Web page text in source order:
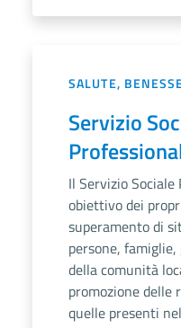
SALUTE,
Servizio
Il Servizio
obiettivo dei
superamento di
persone,
della comunità
promozione delle
quelle presenti